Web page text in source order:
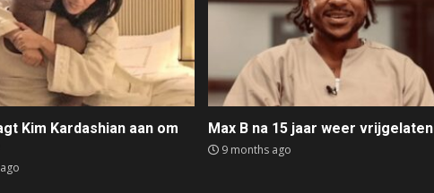
Kim Kardashian aan om
Max B na 15 jaar weer vrijgelaten
9 months ago